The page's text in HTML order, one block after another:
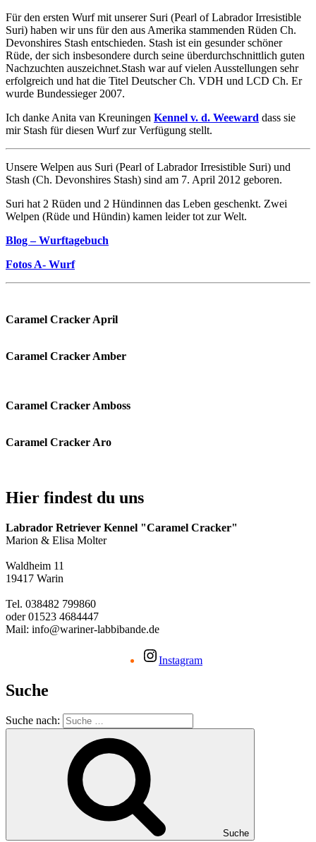
Für den ersten Wurf mit unserer Suri (Pearl of Labrador Irresistible
Suri) haben wir uns für den aus Amerika stammenden Rüden Ch.
Devonshires Stash entschieden. Stash ist ein gesunder schöner
Rüde, der sich insbesondere durch seine überdurchschnittlich guten
Nachzuchten auszeichnet.Stash war auf vielen Ausstellungen sehr
erfolgreich und hat die Titel Deutscher Ch. VDH und LCD Ch. Er
wurde Bundessieger 2007.
Ich danke Anita van Kreuningen Kennel v. d. Weeward dass sie
mir Stash für diesen Wurf zur Verfügung stellt.
Unsere Welpen aus Suri (Pearl of Labrador Irresistible Suri) und
Stash (Ch. Devonshires Stash) sind am 7. April 2012 geboren.
Suri hat 2 Rüden und 2 Hündinnen das Leben geschenkt. Zwei
Welpen (Rüde und Hündin) kamen leider tot zur Welt.
Blog – Wurftagebuch
Fotos A- Wurf
Caramel Cracker April
Caramel Cracker Amber
Caramel Cracker Amboss
Caramel Cracker Aro
Hier findest du uns
Labrador Retriever Kennel "Caramel Cracker"
Marion & Elisa Molter
Waldheim 11
19417 Warin
Tel. 038482 799860
oder 01523 4684447
Mail: info@wariner-labbibande.de
Instagram
Suche
Suche nach:
Suche